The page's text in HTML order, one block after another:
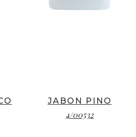
JABON PINO
4/00532